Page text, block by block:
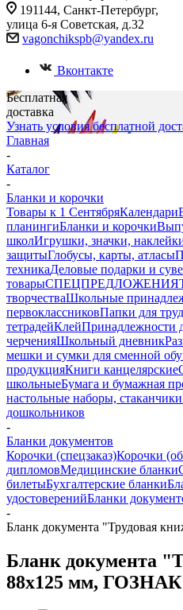
191144, Санкт-Петербург,
улица 6-я Советская, д.32
vagonchikspb@yandex.ru
Вконтакте
Бесплатная
доставка
Узнать условия бесплатной
Главная
-
Каталог
-
Бланки и корочки
Товары к 1 СентябряКалендари
планингиБланки и корочки
школИгрушки, значки,
защитыГлобусы, карты, атласы
техникаДеловые подарки и
товарыСПЕЦПРЕДЛОЖЕНИЯ
творчестваШкольные
первоклассниковПапки для
тетрадейКлейПринадлежности
черченияШкольный дневник
мешки и сумки для сменной
продукцияКниги канцелярские
школьныеБумага и бумажная
настольные наборы, стаканчики
дошкольников
-
Бланки документов
Корочки (спецзаказ)Корочки
дипломовМедицинские бланки
билетыБухгалтерские бланки
удостоверенийБланки
-
Бланк документа "Трудовая
Бланк документа
88х125 мм, ГОЗНАК